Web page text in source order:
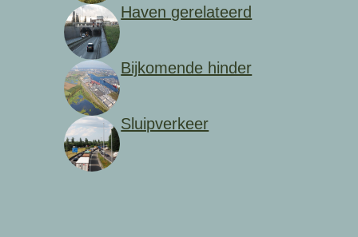
Haven gerelateerd
Bijkomende hinder
Sluipverkeer